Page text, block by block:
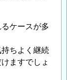
ケースが多
ちよく継続
ますでしょ